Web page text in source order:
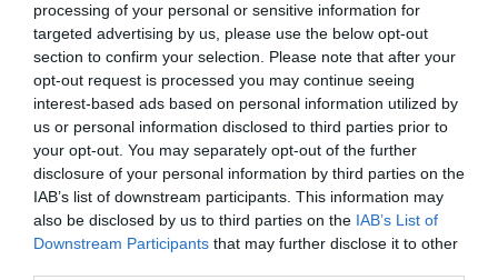
processing of your personal or sensitive information for
targeted advertising by us, please use the below opt-out
section to confirm your selection. Please note that after your
opt-out request is processed you may continue seeing
interest-based ads based on personal information utilized by
us or personal information disclosed to third parties prior to
your opt-out. You may separately opt-out of the further
disclosure of your personal information by third parties on the
IAB’s list of downstream participants. This information may
also be disclosed by us to third parties on the IAB’s List of
Downstream Participants that may further disclose it to other
protagonisme a la gastronomia i als seus restaurants.
AfegeixTop Gironacom a font preferida de
Google de forma gratuïta.
Estigues informat amb les últimes notícies d'actualitat
ACTIVAR ARA